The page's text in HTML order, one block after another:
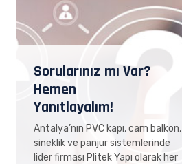
Sorularınız mı Var?
Hemen
Yanıtlayalım!
Antalya’nın PVC kapı, cam balkon,
sineklik ve panjur sistemlerinde
lider firması Plitek Yapı olarak her